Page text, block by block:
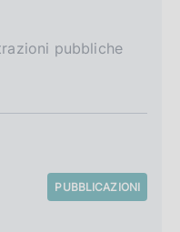
pubbliche
PUBBLICAZIONI